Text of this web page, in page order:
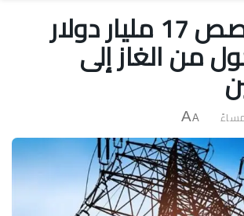
ألمانيا تخصص 17 مليار دولار
من الغاز إلى
A
A